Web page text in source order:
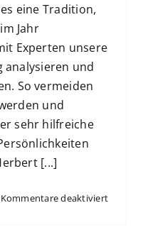
eine Tradition,
Jahr
Experten unsere
analysieren und
So vermeiden
und
sehr hilfreiche
[...]
Kommentare deaktiviertfür